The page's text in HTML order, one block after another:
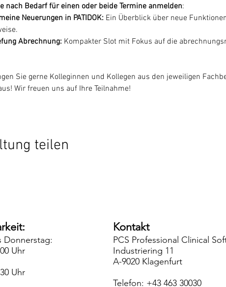
nach Bedarf für einen oder beide Termine anmelden:
Neuerungen in PATIDOK: Ein Überblick über neue
Abrechnung: Kompakter Slot mit Fokus auf die
Sie gerne Kolleginnen und Kollegen aus den jeweiligen
Wir freuen uns auf Ihre Teilnahme!
teilen
Donnerstag:
Uhr
Uhr
Kontakt
PCS Professional Clinical
Industriering 11
A-9020 Klagenfurt
Telefon: +43 463 30030